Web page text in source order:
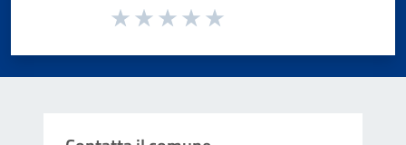
Valuta da 1 a 5 stelle la pagina